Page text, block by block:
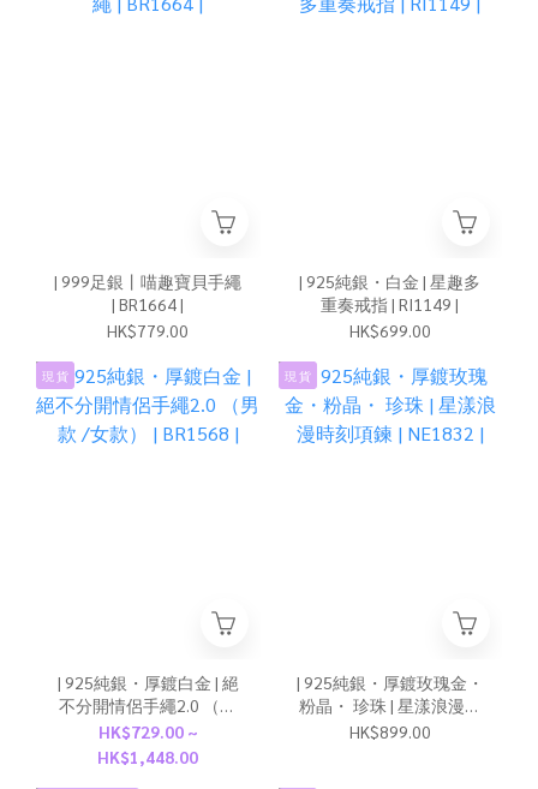
| 999足銀丨喵趣寶貝手繩
| BR1664 |
HK$779.00
| 925純銀・白金 | 星趣多
重奏戒指 | RI1149 |
HK$699.00
現 貨
| 925純銀・厚鍍白金 | 絕
不分開情侶手繩2.0 （男
款 /女款） | BR1568 |
HK$729.00 ~
HK$1,448.00
現 貨
| 925純銀・厚鍍玫瑰金・
粉晶・ 珍珠 | 星漾浪漫時
刻項鍊 | NE1832 |
HK$899.00